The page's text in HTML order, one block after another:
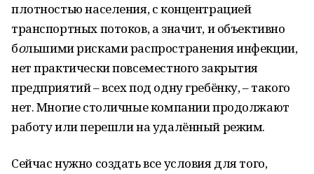
плотностью населения, с концентрацией
транспортных потоков, а значит, и объективно
большими рисками распространения инфекции,
нет практически повсеместного закрытия
предприятий – всех под одну гребёнку, – такого
нет. Многие столичные компании продолжают
работу или перешли на удалённый режим.
Сейчас нужно создать все условия для того,